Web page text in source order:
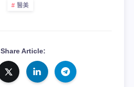
醫美
Share Article: